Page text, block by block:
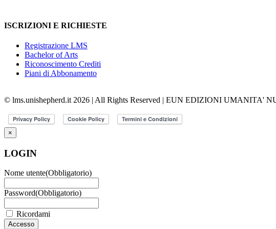
ISCRIZIONI E RICHIESTE
Registrazione LMS
Bachelor of Arts
Riconoscimento Crediti
Piani di Abbonamento
© lms.unishepherd.it 2026 | All Rights Reserved | EUN EDIZIONI UMANITA'
×
LOGIN
Nome utente(Obbligatorio)
Password(Obbligatorio)
Ricordami